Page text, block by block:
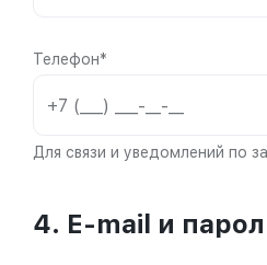
Телефон*
Для связи и уведомлений по
4. E-mail и